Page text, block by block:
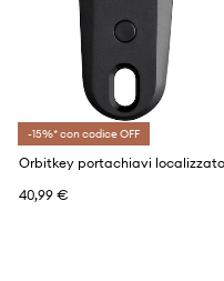
-15%* con codice OFF
40,99 €